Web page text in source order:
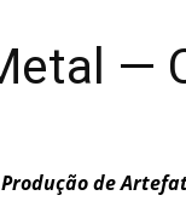
—
Produção de